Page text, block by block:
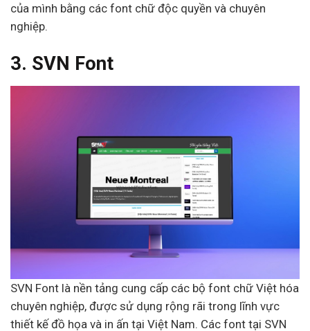
của mình bằng các font chữ độc quyền và chuyên
nghiệp.
3. SVN Font
SVN Font là nền tảng cung cấp các bộ font chữ Việt hóa
chuyên nghiệp, được sử dụng rộng rãi trong lĩnh vực
thiết kế đồ họa và in ấn tại Việt Nam. Các font tại SVN